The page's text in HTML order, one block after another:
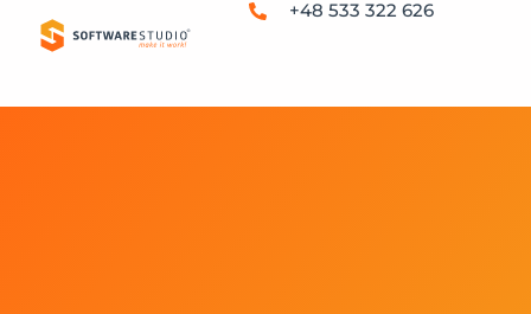
+48 533 322 626